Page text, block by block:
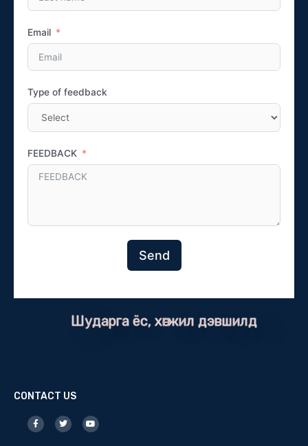
Email
Type of feedback
FEEDBACK
Send
Шударга ёс, хөгжил дэвшилд
CONTACT US
F
a
c
T
w
i
Y
o
u